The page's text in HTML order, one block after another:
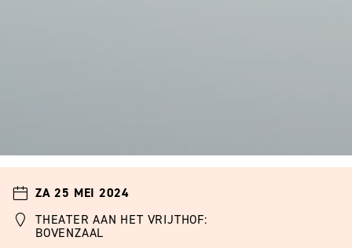
ZA 25 MEI 2024
THEATER AAN HET VRIJTHOF:
BOVENZAAL